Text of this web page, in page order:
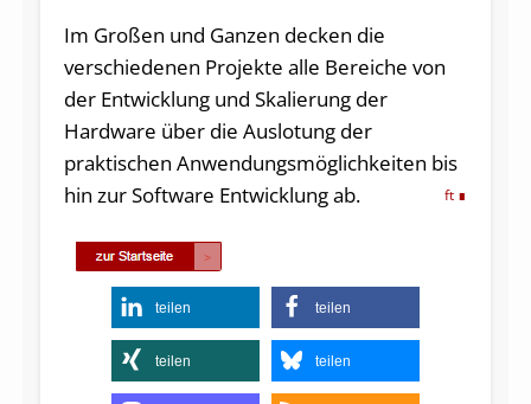
Im Großen und Ganzen decken die
verschiedenen Projekte alle Bereiche von
der Entwicklung und Skalierung der
Hardware über die Auslotung der
praktischen Anwendungsmöglichkeiten bis
hin zur Software Entwicklung ab.
ft
teilen teilen
teilen teilen